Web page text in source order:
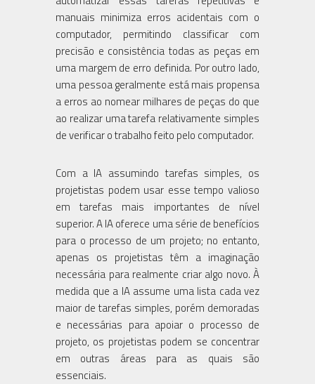
manuais minimiza erros acidentais com o
computador, permitindo classificar com
precisão e consistência todas as peças em
uma margem de erro definida. Por outro lado,
uma pessoa geralmente está mais propensa
a erros ao nomear milhares de peças do que
ao realizar uma tarefa relativamente simples
de verificar o trabalho feito pelo computador.
Com a IA assumindo tarefas simples, os
projetistas podem usar esse tempo valioso
em tarefas mais importantes de nível
superior. A IA oferece uma série de benefícios
para o processo de um projeto; no entanto,
apenas os projetistas têm a imaginação
necessária para realmente criar algo novo. À
medida que a IA assume uma lista cada vez
maior de tarefas simples, porém demoradas
e necessárias para apoiar o processo de
projeto, os projetistas podem se concentrar
em outras áreas para as quais são
essenciais.